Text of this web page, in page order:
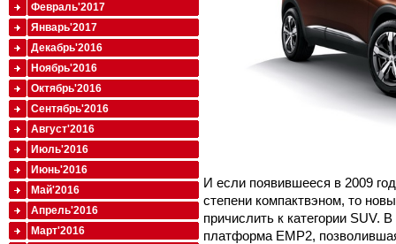
И если появившееся в 2009
степени компактвэном, то
причислить к категории SUV.
платформа EMP2,
Февраль'2017
Январь'2017
Декабрь'2016
Ноябрь'2016
Октябрь'2016
Сентябрь'2016
Август'2016
Июль'2016
Июнь'2016
Май'2016
Апрель'2016
Март'2016